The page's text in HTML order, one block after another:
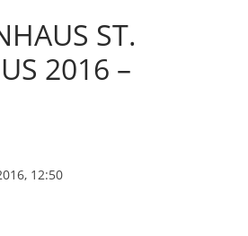
ST.
2016 –
12:50